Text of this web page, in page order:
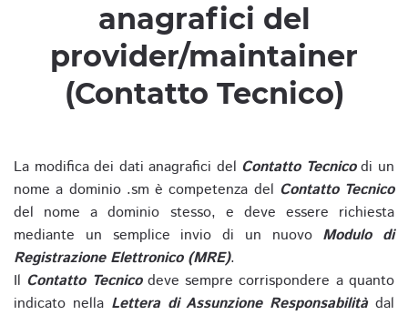
anagrafici del
provider/maintainer
(Contatto Tecnico)
La modifica dei dati anagrafici del Contatto Tecnicodi un
nome a dominio .sm è competenza del Contatto Tecnico
del nome a dominio stesso, e deve essere richiesta
mediante un semplice invio di un nuovo Modulo di
Registrazione Elettronico (MRE).
Il Contatto Tecnicodeve sempre corrispondere a quanto
indicato nella Lettera di Assunzione Responsabilitàdal